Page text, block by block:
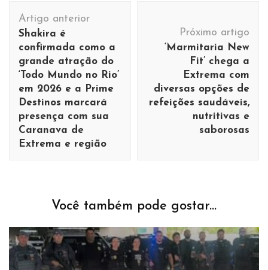
Navegação
de
post
Artigo anterior
Shakira é
confirmada como a
grande atração do
‘Todo Mundo no Rio’
em 2026 e a Prime
Destinos marcará
presença com sua
Caranava de
Extrema e região
Próximo artigo
‘Marmitaria New
Fit’ chega a
Extrema com
diversas opções de
refeições saudáveis,
nutritivas e
saborosas
Você também pode gostar...